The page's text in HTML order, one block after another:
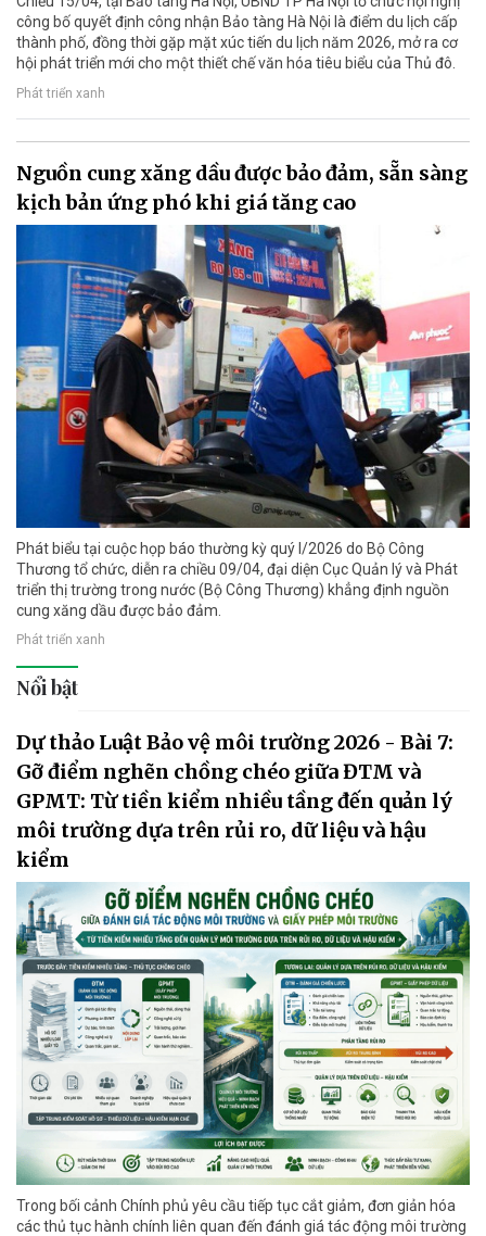
công bố quyết định công nhận Bảo tàng Hà Nội là điểm du lịch cấp
thành phố, đồng thời gặp mặt xúc tiến du lịch năm 2026, mở ra cơ
hội phát triển mới cho một thiết chế văn hóa tiêu biểu của Thủ đô.
Phát triển xanh
Nguồn cung xăng dầu được bảo đảm, sẵn sàng
kịch bản ứng phó khi giá tăng cao
Phát biểu tại cuộc họp báo thường kỳ quý I/2026 do Bộ Công
Thương tổ chức, diễn ra chiều 09/04, đại diện Cục Quản lý và Phát
triển thị trường trong nước (Bộ Công Thương) khẳng định nguồn
cung xăng dầu được bảo đảm.
Phát triển xanh
Nổi bật
Dự thảo Luật Bảo vệ môi trường 2026 - Bài 7:
Gỡ điểm nghẽn chồng chéo giữa ĐTM và
GPMT: Từ tiền kiểm nhiều tầng đến quản lý
môi trường dựa trên rủi ro, dữ liệu và hậu
kiểm
Trong bối cảnh Chính phủ yêu cầu tiếp tục cắt giảm, đơn giản hóa
các thủ tục hành chính liên quan đến đánh giá tác động môi trường